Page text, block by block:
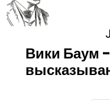
Вики Баум